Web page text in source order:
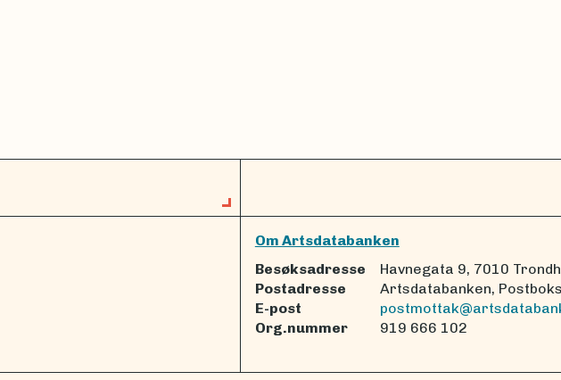
Om Artsdatabanken
Besøksadresse
Havnegata 9, 7010
Postadresse
Artsdatabanken,
E-post
Org.nummer
919 666 102